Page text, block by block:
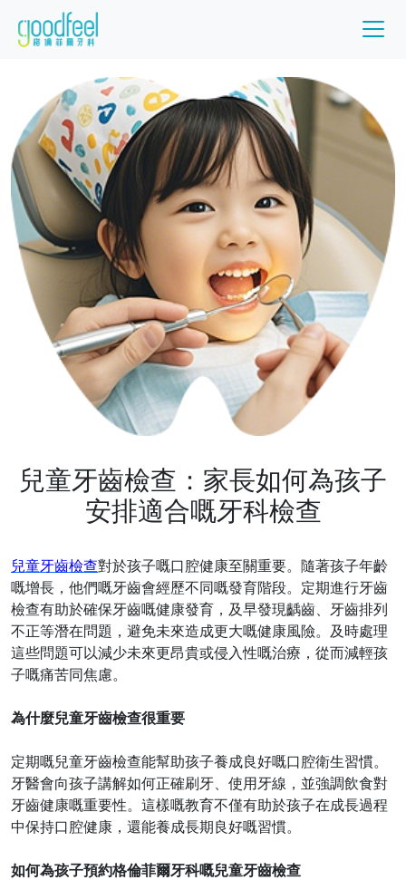
兒童牙齒檢查：家長如何為孩子
安排適合嘅牙科檢查
兒童牙齒檢查對於孩子嘅口腔健康至關重要。隨著孩子年齡
嘅增長，他們嘅牙齒會經歷不同嘅發育階段。定期進行牙齒
檢查有助於確保牙齒嘅健康發育，及早發現齲齒、牙齒排列
不正等潛在問題，避免未來造成更大嘅健康風險。及時處理
這些問題可以減少未來更昂貴或侵入性嘅治療，從而減輕孩
子嘅痛苦同焦慮。
為什麼兒童牙齒檢查很重要
定期嘅兒童牙齒檢查能幫助孩子養成良好嘅口腔衛生習慣。
牙醫會向孩子講解如何正確刷牙、使用牙線，並強調飲食對
牙齒健康嘅重要性。這樣嘅教育不僅有助於孩子在成長過程
中保持口腔健康，還能養成長期良好嘅習慣。
如何為孩子預約格倫菲爾牙科嘅兒童牙齒檢查